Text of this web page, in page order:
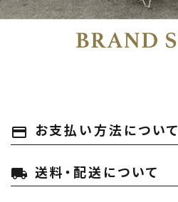
payment お支払い方法について
local_shipping 送料・配送について